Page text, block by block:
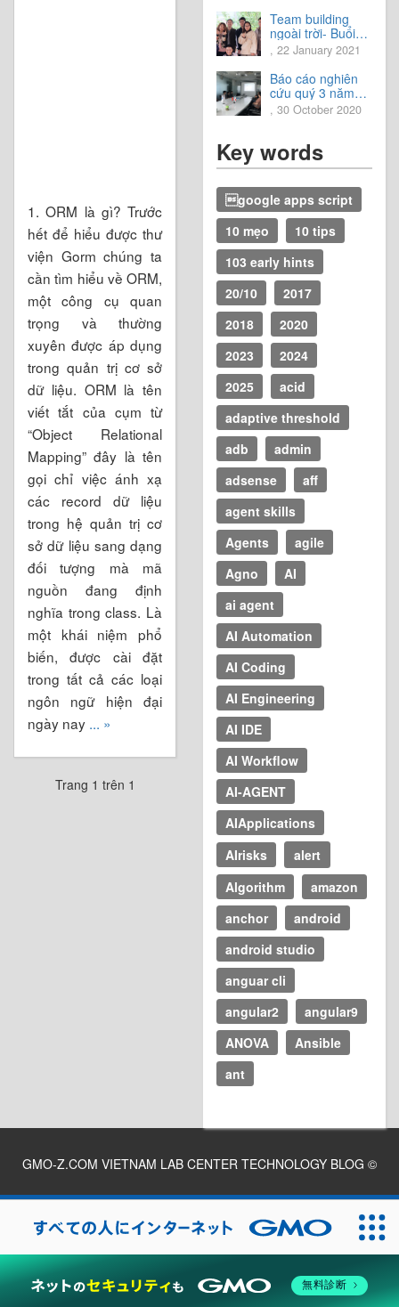
1. ORM là gì? Trước
hết để hiểu được thư
viện Gorm chúng ta
cần tìm hiểu về ORM,
một công cụ quan
trọng và thường
xuyên được áp dụng
trong quản trị cơ sở
dữ liệu. ORM là tên
viết tắt của cụm từ
“Object Relational
Mapping” đây là tên
gọi chỉ việc ánh xạ
các record dữ liệu
trong hệ quản trị cơ
sở dữ liệu sang dạng
đối tượng mà mã
nguồn đang định
nghĩa trong class. Là
một khái niệm phổ
biến, được cài đặt
trong tất cả các loại
ngôn ngữ hiện đại
ngày nay ... »
Trang 1 trên 1
Team building
ngoài trời- Buổi
trải nghiệm tuyệt
vời.
, 22 January 2021
Báo cáo nghiên
cứu quý 3 năm
2020
, 30 October 2020
Key words
google apps script
10 mẹo
10 tips
103 early hints
20/10
2017
2018
2020
2023
2024
2025
acid
adaptive threshold
adb
admin
adsense
aff
agent skills
Agents
agile
Agno
AI
ai agent
AI Automation
AI Coding
AI Engineering
AI IDE
AI Workflow
AI-AGENT
AIApplications
AIrisks
alert
Algorithm
amazon
anchor
android
android studio
anguar cli
angular2
angular9
ANOVA
Ansible
ant
GMO-Z.COM VIETNAM LAB CENTER TECHNOLOGY BLOG ©
2026
無料診断